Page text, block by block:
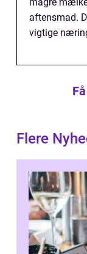
aftensmad.
vigtige
Flere